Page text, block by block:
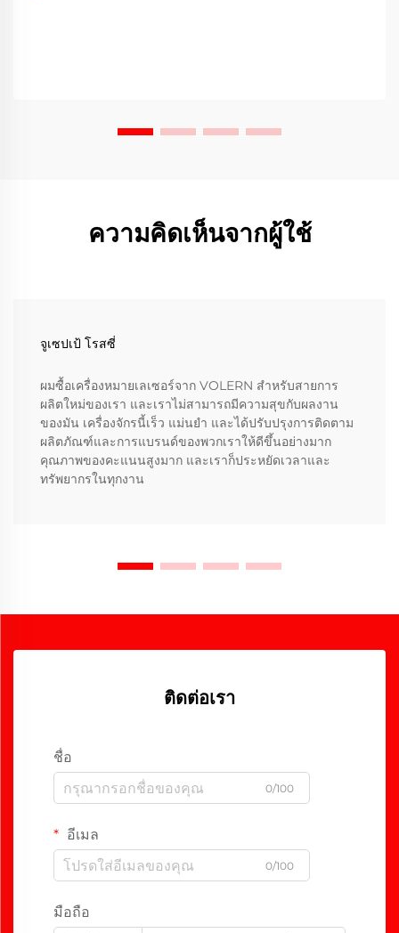
ความคิดเห็นจากผู้ใช้
จูเซปเป้ โรสซี่
ผมซื้อเครื่องหมายเลเซอร์จาก VOLERN สําหรับสายการ
ผลิตใหม่ของเรา และเราไม่สามารถมีความสุขกับผลงาน
ของมัน เครื่องจักรนี้เร็ว แม่นยํา และได้ปรับปรุงการติดตาม
ผลิตภัณฑ์และการแบรนด์ของพวกเราให้ดีขึ้นอย่างมาก
คุณภาพของคะแนนสูงมาก และเราก็ประหยัดเวลาและ
ทรัพยากรในทุกงาน
ติดต่อเรา
ชื่อ
0/100
อีเมล
0/100
มือถือ